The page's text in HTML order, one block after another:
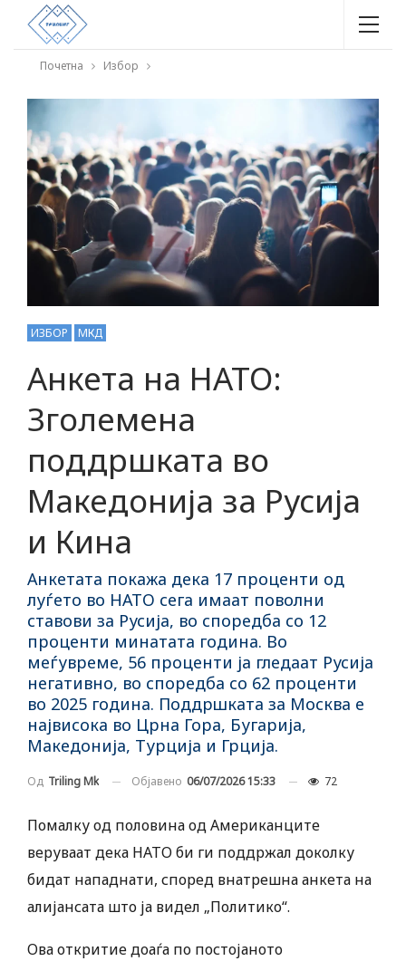
Почетна Избор
ИЗБОР МКД
Анкета на НАТО:
Зголемена
поддршката во
Македонија за Русија
и Кина
Анкетата покажа дека 17 проценти од
луѓето во НАТО сега имаат поволни
ставови за Русија, во споредба со 12
проценти минатата година. Во
меѓувреме, 56 проценти ја гледаат Русија
негативно, во споредба со 62 проценти
во 2025 година. Поддршката за Москва е
највисока во Црна Гора, Бугарија,
Македонија, Турција и Грција.
Од Triling Mk Објавено 06/07/2026 15:33 72
Помалку од половина од Американците
веруваат дека НАТО би ги поддржал доколку
бидат нападнати, според внатрешна анкета на
алијансата што ја видел „Политико“.
Ова откритие доаѓа по постојаното